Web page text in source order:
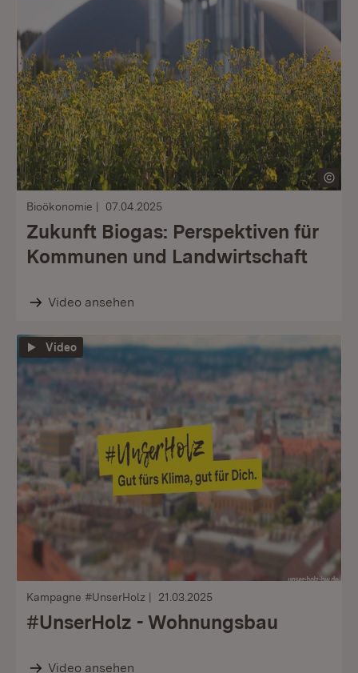
Bioökonomie 07.04.2025
Zukunft Biogas: Perspektiven für
Kommunen und Landwirtschaft
Video ansehen
Video
Kampagne #UnserHolz 21.03.2025
#UnserHolz - Wohnungsbau
Video ansehen